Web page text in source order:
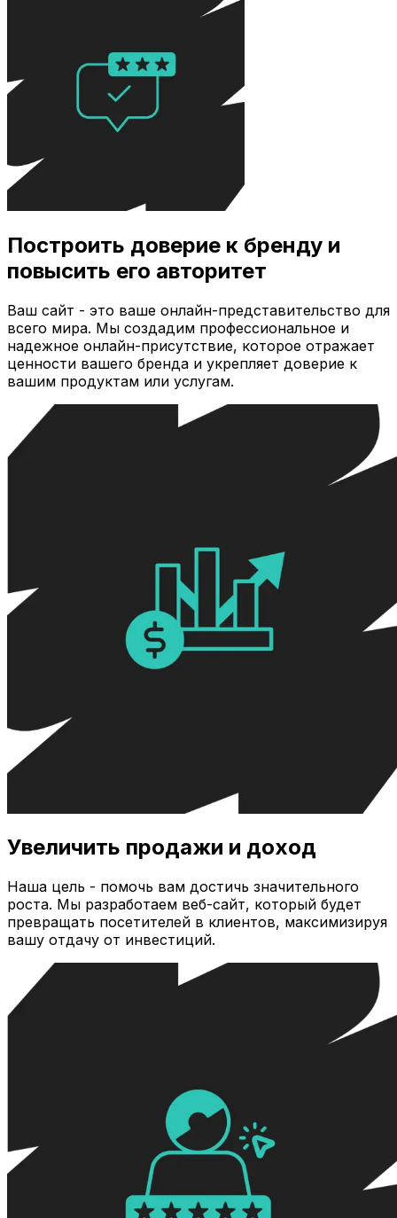
Построить доверие к бренду и
повысить его авторитет
Ваш сайт - это ваше онлайн-представительство для
всего мира. Мы создадим профессиональное и
надежное онлайн-присутствие, которое отражает
ценности вашего бренда и укрепляет доверие к
вашим продуктам или услугам.
Увеличить продажи и доход
Наша цель - помочь вам достичь значительного
роста. Мы разработаем веб-сайт, который будет
превращать посетителей в клиентов, максимизируя
вашу отдачу от инвестиций.